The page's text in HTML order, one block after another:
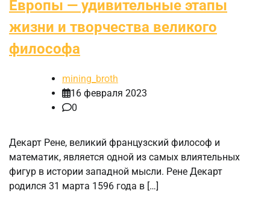
Европы — удивительные этапы
жизни и творчества великого
философа
mining_broth
16 февраля 2023
0
Декарт Рене, великий французский философ и
математик, является одной из самых влиятельных
фигур в истории западной мысли. Рене Декарт
родился 31 марта 1596 года в […]